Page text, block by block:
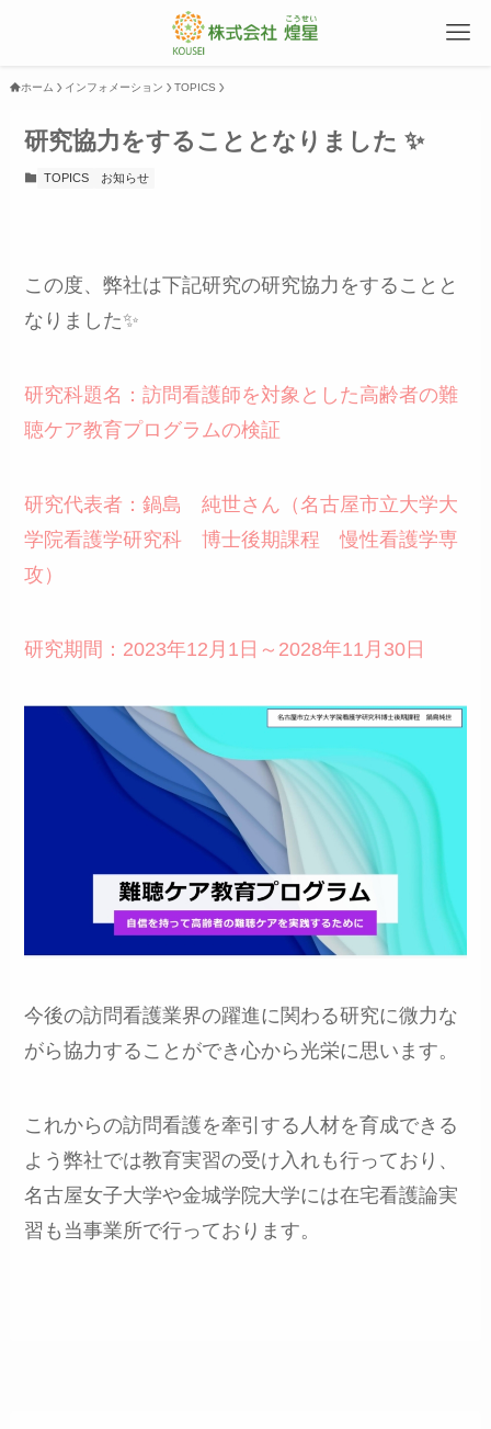
ホーム インフォメーション TOPICS
研究協力をすることとなりました ✨
TOPICS お知らせ
この度、弊社は下記研究の研究協力をすることと
なりました✨
研究科題名：訪問看護師を対象とした高齢者の難
聴ケア教育プログラムの検証
研究代表者：鍋島 純世さん（名古屋市立大学大
学院看護学研究科 博士後期課程 慢性看護学専
攻）
研究期間：2023年12月1日～2028年11月30日
今後の訪問看護業界の躍進に関わる研究に微力な
がら協力することができ心から光栄に思います。
これからの訪問看護を牽引する人材を育成できる
よう弊社では教育実習の受け入れも行っており、
名古屋女子大学や金城学院大学には在宅看護論実
習も当事業所で行っております。